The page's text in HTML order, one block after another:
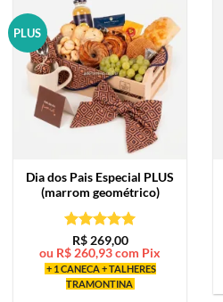
PLUS
Dia dos Pais Especial PLUS
(marrom geométrico)
Avaliação5
de 5
R$269,00
ou R$ 260,93com Pix
+ 1 CANECA + TALHERES
TRAMONTINA